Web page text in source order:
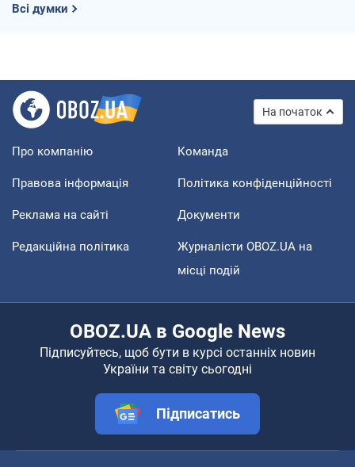
Всі думки
На початок
Про компанію Команда
Правова інформація Політика конфіденційності
Реклама на сайті Документи
Редакційна політика
Журналісти OBOZ.UA на
місці подій
OBOZ.UA в Google News
Підписуйтесь, щоб бути в курсі останніх новин
України та світу сьогодні
Підписатись